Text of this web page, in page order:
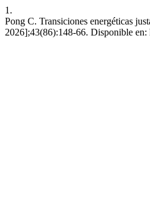
1.
Pong C. Transiciones energéticas
2026];43(86):148-66. Disponible en: